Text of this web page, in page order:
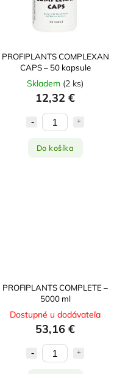
PROFIPLANTS COMPLEXAN
CAPS – 50 kapsule
Skladem (2 ks)
12,32 €
Do košíka
PROFIPLANTS COMPLETE –
5000 ml
Dostupné u dodávateľa
53,16 €